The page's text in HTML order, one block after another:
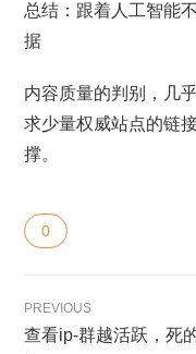
总结：跟着人工智能
据
内容质量的判别，几
求少量权威站点的链
撑。
0
PREVIOUS
查看ip-群越活跃，死